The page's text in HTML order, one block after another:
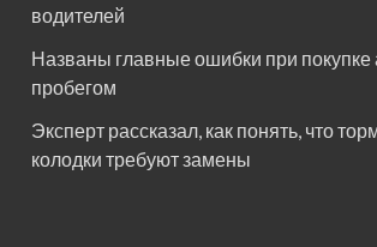
водителей
Названы главные ошибки при покупке
пробегом
Эксперт рассказал, как понять, что
колодки требуют замены